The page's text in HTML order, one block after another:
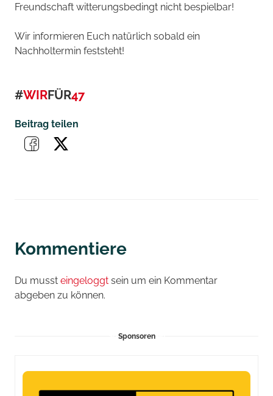
Freundschaft witterungsbedingt nicht bespielbar!
Wir informieren Euch natürlich sobald ein
Nachholtermin feststeht!
#WIRFÜR47
Beitrag teilen
Kommentiere
Du musst eingeloggt sein um ein Kommentar
abgeben zu können.
Sponsoren